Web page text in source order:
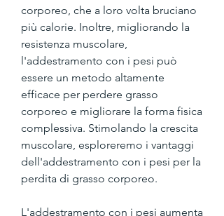
corporeo, che a loro volta bruciano
più calorie. Inoltre, migliorando la
resistenza muscolare,
l'addestramento con i pesi può
essere un metodo altamente
efficace per perdere grasso
corporeo e migliorare la forma fisica
complessiva. Stimolando la crescita
muscolare, esploreremo i vantaggi
dell'addestramento con i pesi per la
perdita di grasso corporeo.
L'addestramento con i pesi aumenta